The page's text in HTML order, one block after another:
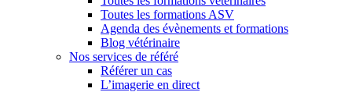
Toutes les formations ASV
Agenda des évènements et formations
Blog vétérinaire
Nos services de référé
Référer un cas
L’imagerie en direct